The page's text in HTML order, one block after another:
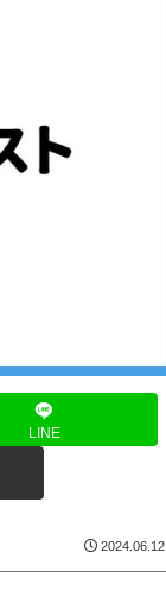
LINE
2024.06.12